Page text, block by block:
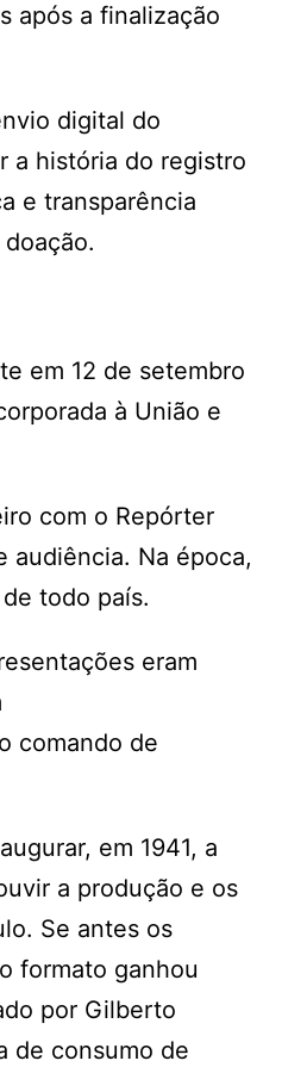
após a finalização
digital do
a história do registro
e transparência
em 12 de setembro
à União e
com o Repórter
audiência. Na época,
todo país.
eram
comando de
em 1941, a
a produção e os
Se antes os
formato ganhou
por Gilberto
de consumo de